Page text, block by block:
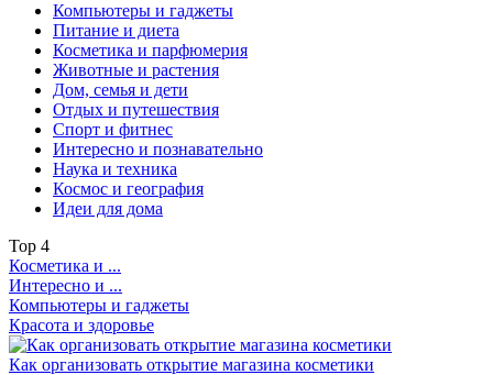
Компьютеры и гаджеты
Питание и диета
Косметика и парфюмерия
Животные и растения
Дом, семья и дети
Отдых и путешествия
Спорт и фитнес
Интересно и познавательно
Наука и техника
Космос и география
Идеи для дома
Top 4
Косметика и ...
Интересно и ...
Компьютеры и гаджеты
Красота и здоровье
Как организовать открытие магазина косметики